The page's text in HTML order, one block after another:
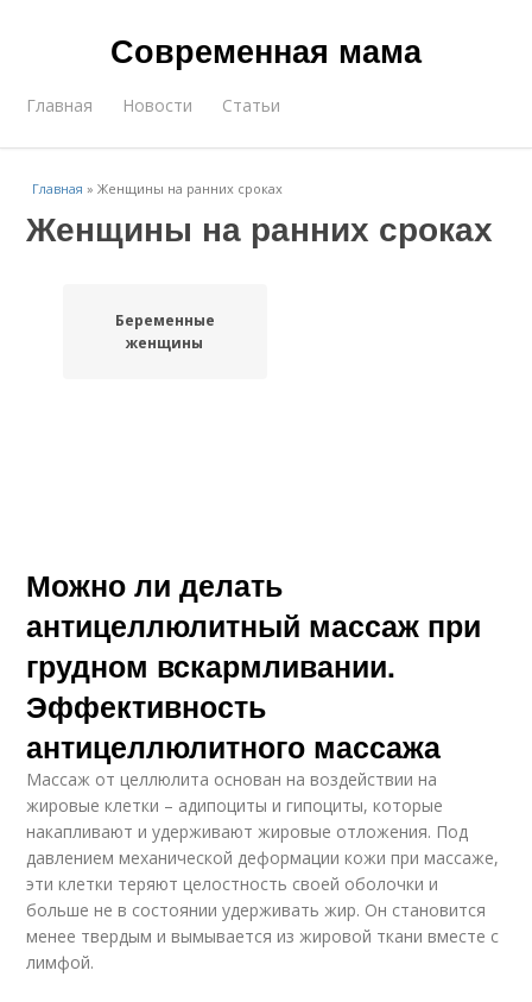
Современная мама
Главная Новости Статьи
Главная »Женщины на ранних сроках
Женщины на ранних сроках
Беременные
женщины
Можно ли делать
антицеллюлитный массаж при
грудном вскармливании.
Эффективность
антицеллюлитного массажа
Массаж от целлюлита основан на воздействии на
жировые клетки – адипоциты и гипоциты, которые
накапливают и удерживают жировые отложения. Под
давлением механической деформации кожи при массаже,
эти клетки теряют целостность своей оболочки и
больше не в состоянии удерживать жир. Он становится
менее твердым и вымывается из жировой ткани вместе с
лимфой.